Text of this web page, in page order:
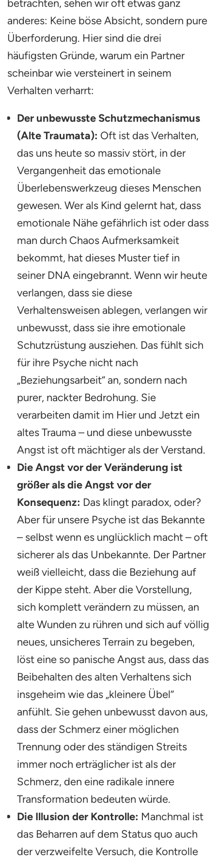
betrachten, sehen wir oft etwas ganz
anderes: Keine böse Absicht, sondern pure
Überforderung. Hier sind die drei
häufigsten Gründe, warum ein Partner
scheinbar wie versteinert in seinem
Verhalten verharrt:
Der unbewusste Schutzmechanismus
(Alte Traumata): Oft ist das Verhalten,
das uns heute so massiv stört, in der
Vergangenheit das emotionale
Überlebenswerkzeug dieses Menschen
gewesen. Wer als Kind gelernt hat, dass
emotionale Nähe gefährlich ist oder dass
man durch Chaos Aufmerksamkeit
bekommt, hat dieses Muster tief in
seiner DNA eingebrannt. Wenn wir heute
verlangen, dass sie diese
Verhaltensweisen ablegen, verlangen wir
unbewusst, dass sie ihre emotionale
Schutzrüstung ausziehen. Das fühlt sich
für ihre Psyche nicht nach
„Beziehungsarbeit“ an, sondern nach
purer, nackter Bedrohung. Sie
verarbeiten damit im Hier und Jetzt ein
altes Trauma – und diese unbewusste
Angst ist oft mächtiger als der Verstand.
Die Angst vor der Veränderung ist
größer als die Angst vor der
Konsequenz: Das klingt paradox, oder?
Aber für unsere Psyche ist das Bekannte
– selbst wenn es unglücklich macht – oft
sicherer als das Unbekannte. Der Partner
weiß vielleicht, dass die Beziehung auf
der Kippe steht. Aber die Vorstellung,
sich komplett verändern zu müssen, an
alte Wunden zu rühren und sich auf völlig
neues, unsicheres Terrain zu begeben,
löst eine so panische Angst aus, dass das
Beibehalten des alten Verhaltens sich
insgeheim wie das „kleinere Übel“
anfühlt. Sie gehen unbewusst davon aus,
dass der Schmerz einer möglichen
Trennung oder des ständigen Streits
immer noch erträglicher ist als der
Schmerz, den eine radikale innere
Transformation bedeuten würde.
Die Illusion der Kontrolle: Manchmal ist
das Beharren auf dem Status quo auch
der verzweifelte Versuch, die Kontrolle